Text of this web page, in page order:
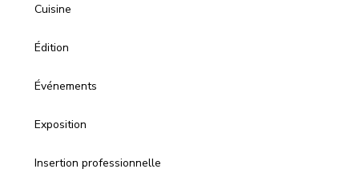
Cuisine
Édition
Événements
Exposition
Insertion professionnelle